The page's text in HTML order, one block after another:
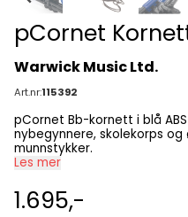
pCornet
Warwick Music Ltd.
Art.nr:115392
pCornet Bb-kornett i blå
nybegynnere, skolekorps
munnstykker.
Les mer
1.695,-